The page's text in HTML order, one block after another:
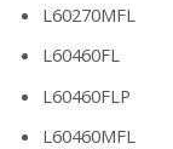
L60270MFL
L60460FL
L60460FLP
L60460MFL